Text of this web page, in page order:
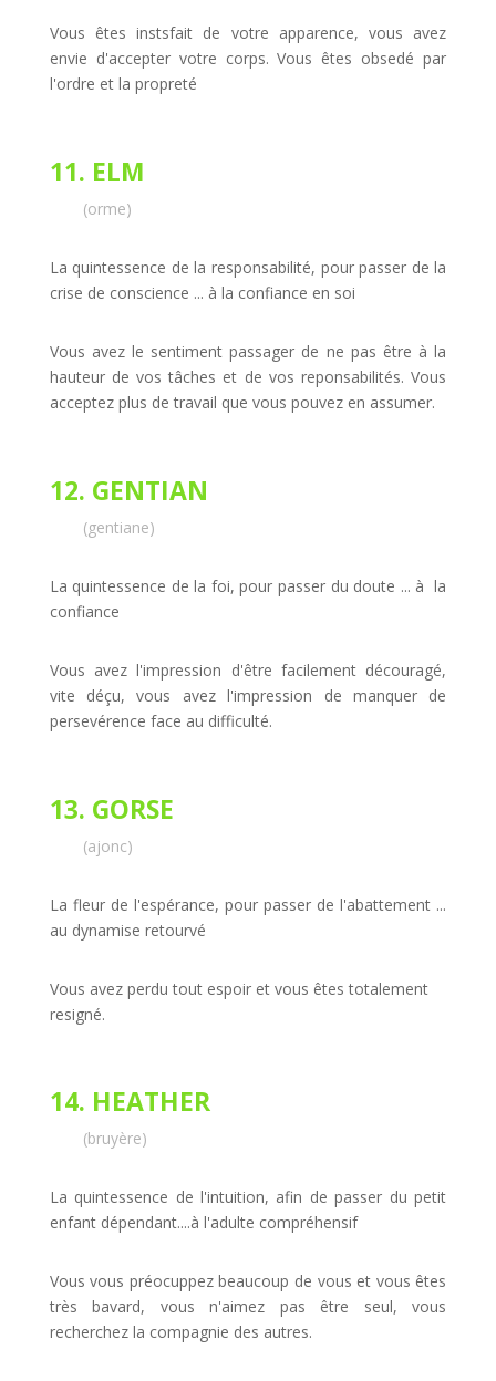
Vous êtes instsfait de votre apparence, vous avez
envie d'accepter votre corps. Vous êtes obsedé par
l'ordre et la propreté
11. ELM
(orme)
La quintessence de la responsabilité, pour passer de la
crise de conscience ... à la confiance en soi
Vous avez le sentiment passager de ne pas être à la
hauteur de vos tâches et de vos reponsabilités. Vous
acceptez plus de travail que vous pouvez en assumer.
12. GENTIAN
(gentiane)
La quintessence de la foi, pour passer du doute ... à la
confiance
Vous avez l'impression d'être facilement découragé,
vite déçu, vous avez l'impression de manquer de
persevérence face au difficulté.
13. GORSE
(ajonc)
La fleur de l'espérance, pour passer de l'abattement ...
au dynamise retourvé
Vous avez perdu tout espoir et vous êtes totalement
resigné.
14. HEATHER
(bruyère)
La quintessence de l'intuition, afin de passer du petit
enfant dépendant....à l'adulte compréhensif
Vous vous préocuppez beaucoup de vous et vous êtes
très bavard, vous n'aimez pas être seul, vous
recherchez la compagnie des autres.